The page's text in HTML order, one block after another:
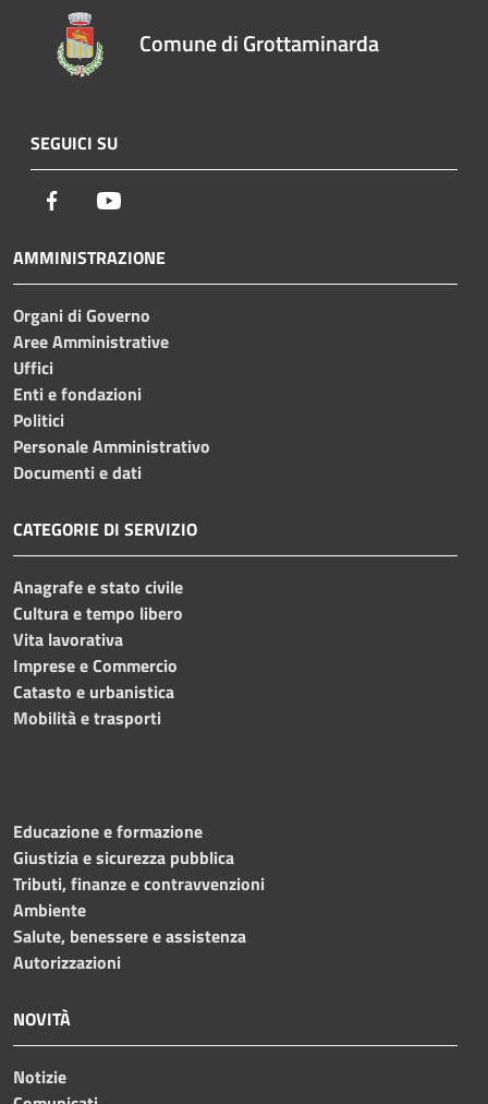
Comune di Grottaminarda
SEGUICI SU
Facebook
AMMINISTRAZIONE
Organi di Governo
Aree Amministrative
Uffici
Enti e fondazioni
Politici
Personale Amministrativo
Documenti e dati
CATEGORIE DI SERVIZIO
Anagrafe e stato civile
Cultura e tempo libero
Vita lavorativa
Imprese e Commercio
Catasto e urbanistica
Mobilità e trasporti
Educazione e formazione
Giustizia e sicurezza pubblica
Tributi, finanze e contravvenzioni
Ambiente
Salute, benessere e assistenza
Autorizzazioni
NOVITÀ
Notizie